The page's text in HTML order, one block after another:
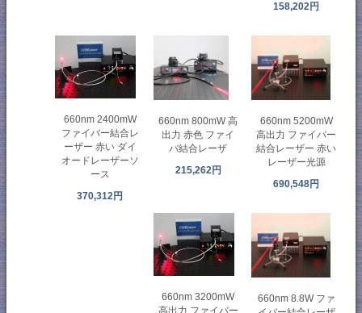
158,202円
660nm 2400mW
ファイバー結合レ
ーザー 赤い ダイ
オードレーザーソ
ース
370,312円
660nm 800mW 高
出力 赤色 ファイ
バ結合レーザ
215,262円
660nm 5200mW
高出力 ファイバー
結合レーザー 赤い
レーザー光源
690,548円
660nm 3200mW
高出力 ファイバー
660nm 8.8W ファ